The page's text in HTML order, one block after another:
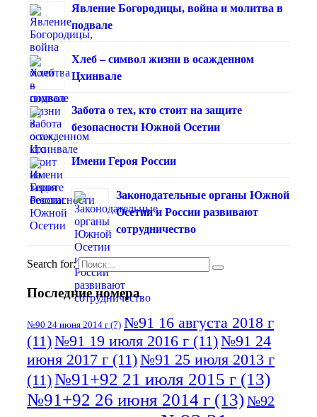
Явление Богородицы, война и молитва в
подвале
Хлеб – символ жизни в осажденном
Цхинвале
Забота о тех, кто стоит на защите
безопасности Южной Осетии
Имени Героя России
Законодательные органы Южной
Осетии и России развивают
сотрудничество
Search for:
Последние номера
№90 24 июня 2014 г (7) №91 16 августа 2018 г
(11)№91 19 июля 2016 г (11)№91 24
июня 2017 г (11)№91 25 июля 2013 г
(11)№91+92 21 июля 2015 г (13)
№91+92 26 июня 2014 г (13)№92